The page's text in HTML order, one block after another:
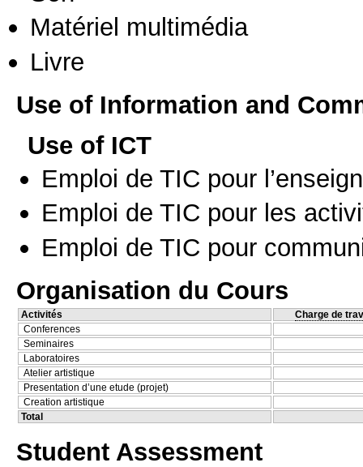
Matériel multimédia
Livre
Use of Information and
Use of ICT
Emploi de TIC pour
Emploi de TIC pour les
Emploi de TIC pour
Organisation du Cours
Activités
Charge de
Conferences
Seminaires
Laboratoires
Atelier artistique
Presentation d’une etude (projet)
Creation artistique
Total
Student Assessment